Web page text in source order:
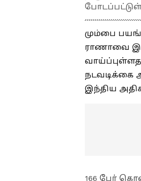
மும்பை
ராணாவை
நடவடிக்கை
இந்திய
166 பேர்